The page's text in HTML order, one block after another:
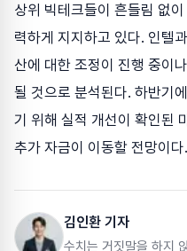
상위 빅테크들이 흔들림 없
력하게 지지하고 있다. 인텔
산에 대한 조정이 진행 중이
될 것으로 분석된다. 하반기
기 위해 실적 개선이 확인된
추가 자금이 이동할 전망이다.
김인환 기자
수치는 거짓말을 하지